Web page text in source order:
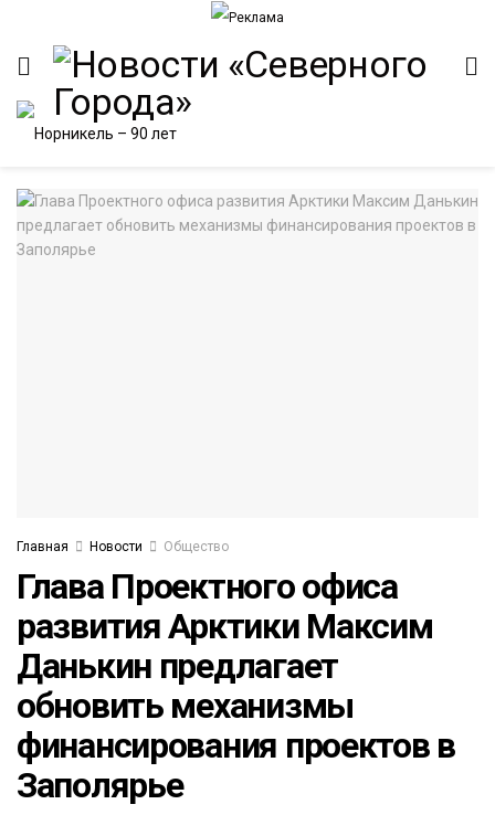
Главная Новости Общество
Глава Проектного офиса
развития Арктики Максим
Данькин предлагает
обновить механизмы
финансирования проектов в
Заполярье